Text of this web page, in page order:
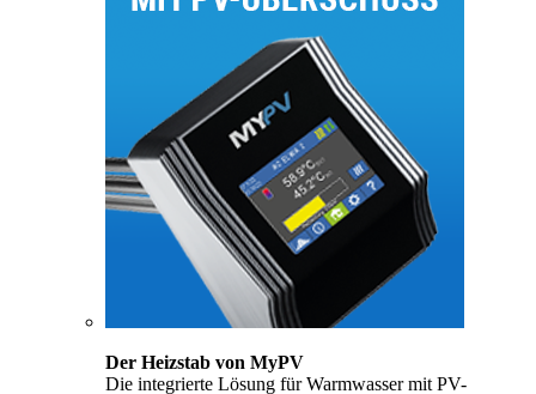
Der Heizstab von MyPV
Die integrierte Lösung für Warmwasser mit PV-